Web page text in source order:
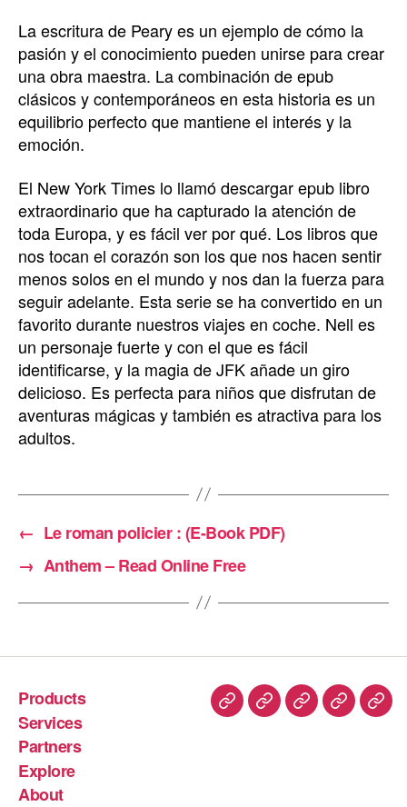
La escritura de Peary es un ejemplo de cómo la
pasión y el conocimiento pueden unirse para crear
una obra maestra. La combinación de epub
clásicos y contemporáneos en esta historia es un
equilibrio perfecto que mantiene el interés y la
emoción.
El New York Times lo llamó descargar epub libro
extraordinario que ha capturado la atención de
toda Europa, y es fácil ver por qué. Los libros que
nos tocan el corazón son los que nos hacen sentir
menos solos en el mundo y nos dan la fuerza para
seguir adelante. Esta serie se ha convertido en un
favorito durante nuestros viajes en coche. Nell es
un personaje fuerte y con el que es fácil
identificarse, y la magia de JFK añade un giro
delicioso. Es perfecta para niños que disfrutan de
aventuras mágicas y también es atractiva para los
adultos.
← Le roman policier : (E-Book PDF)
→ Anthem – Read Online Free
Products
Services
Partners
Explore
About